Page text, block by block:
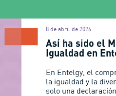
Así ha sido el
Igualdad en
8 de abril de 2026
En Entelgy, el
la igualdad y la
solo una